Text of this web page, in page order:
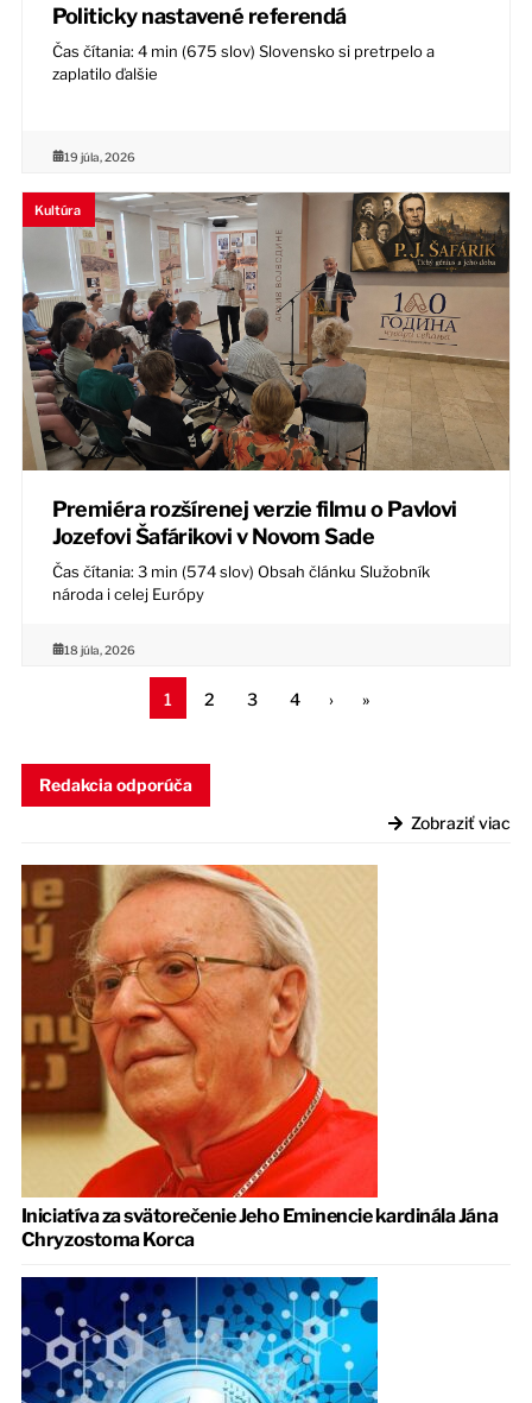
Politicky nastavené referendá
Čas čítania: 4 min (675 slov) Slovensko si pretrpelo a
zaplatilo ďalšie
19 júla, 2026
Kultúra
Premiéra rozšírenej verzie filmu o Pavlovi
Jozefovi Šafárikovi v Novom Sade
Čas čítania: 3 min (574 slov) Obsah článku Služobník
národa i celej Európy
18 júla, 2026
1 2 3 4 › »
Redakcia odporúča
Zobraziť viac
Iniciatíva za svätorečenie Jeho Eminencie kardinála Jána
Chryzostoma Korca